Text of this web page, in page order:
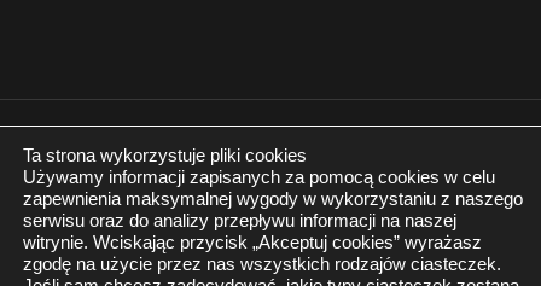
© 2022 by podlogidrzwi.eu
Wszystkie prawa zastrzeżone
Polityka prywatności
Realizacja:
Ta strona wykorzystuje pliki cookies
Używamy informacji zapisanych za pomocą cookies w celu
zapewnienia maksymalnej wygody w wykorzystaniu z naszego
serwisu oraz do analizy przepływu informacji na naszej
witrynie. Wciskając przycisk „Akceptuj cookies” wyrażasz
zgodę na użycie przez nas wszystkich rodzajów ciasteczek.